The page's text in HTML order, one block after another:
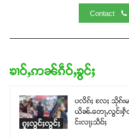
Contact
ၶၢဝ်ႇဢၼ်ၵဵဝ်ႇၶွင်ႈ
ၵူႈလွင်ႈလွင်ႈ
ပလိၵ်ႈ လႄႈ သိုၵ်း
ယိၼ်ႉတေႃႇလွင်းႁဵ
င်းလႃႈသဵဝ်ႈ